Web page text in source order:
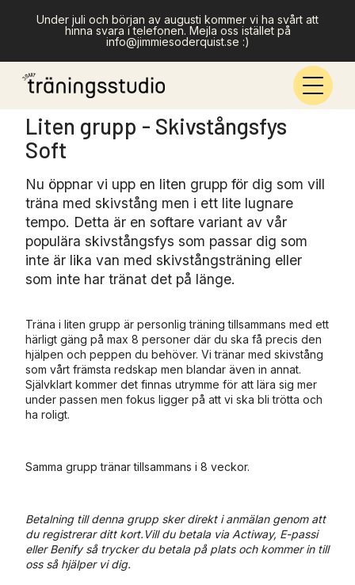
Liten grupp - Skivstångsfys
Soft
Nu öppnar vi upp en liten grupp för dig som vill
träna med skivstång men i ett lite lugnare
tempo. Detta är en softare variant av vår
populära skivstångsfys som passar dig som
inte är lika van med skivstångsträning eller
som inte har tränat det på länge.
Träna i liten grupp är personlig träning tillsammans med ett
härligt gäng på max 8 personer där du ska få precis den
hjälpen och peppen du behöver. Vi tränar med skivstång
som vårt främsta redskap men blandar även in annat.
Självklart kommer det finnas utrymme för att lära sig mer
under passen men fokus ligger på att vi ska bli trötta och
ha roligt.
Samma grupp tränar tillsammans i 8 veckor.
Betalning till denna grupp sker direkt i anmälan genom att
du registrerar ditt kort.Vill du betala via Actiway, E-passi
eller Benify så trycker du betala på plats och kommer in till
oss så hjälper vi dig.
Under juli och början av augusti kommer vi ha svårt att
hinna svara i telefonen. Mejla oss istället på
info@jimmiesoderquist.se :)